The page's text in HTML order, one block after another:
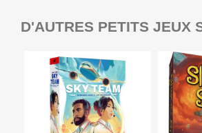
D'AUTRES PETITS JEUX